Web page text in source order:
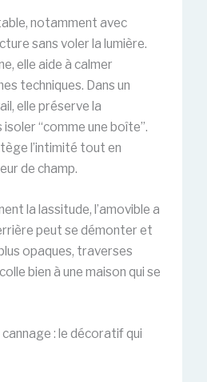
notamment avec
sans voler la lumière.
elle aide à calmer
techniques. Dans un
elle préserve la
“comme une boîte”.
l’intimité tout en
de champ.
la lassitude, l’amovible a
peut se démonter et
opaques, traverses
bien à une maison qui se
: le décoratif qui